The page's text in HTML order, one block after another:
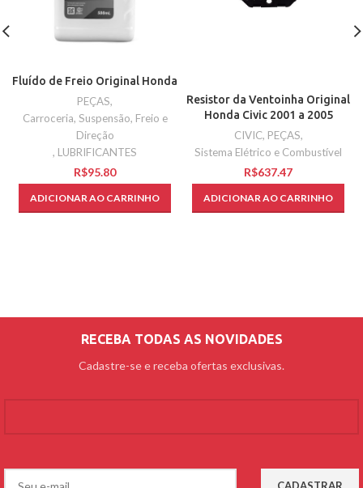
Fluído de Freio Original Honda
PEÇAS,
Carroceria, Suspensão, Freio e
Direção
, LUBRIFICANTES
R$
ADICIONAR AO CARRINHO
Resistor da Ventoinha Original
Honda Civic 2001 a 2005
CIVIC, PEÇAS,
Sistema Elétrico e Combustível
R$
ADICIONAR AO CARRINHO
RECEBA TODAS AS NOVIDADES
Cadastre-se e receba ofertas exclusivas.